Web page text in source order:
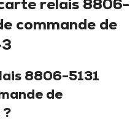
relais 8806-
commande de
8806-5131
de